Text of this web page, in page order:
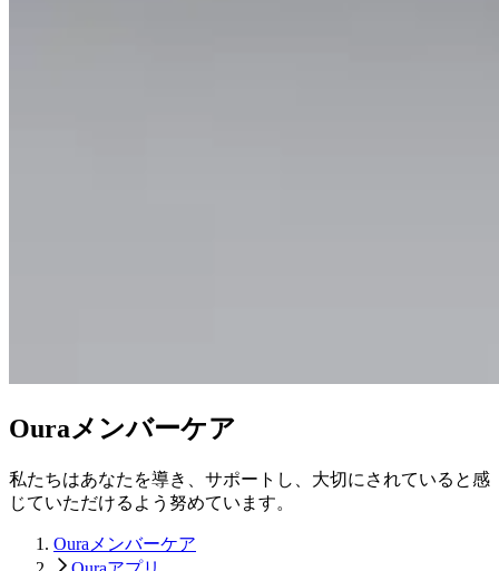
Ouraメンバーケア
私たちはあなたを導き、サポートし、大切にされていると感
じていただけるよう努めています。
Ouraメンバーケア